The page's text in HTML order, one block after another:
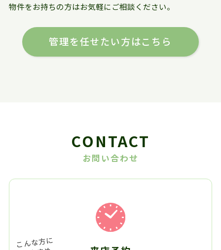
物件をお持ちの方はお気軽にご相談ください。
管理を任せたい方はこちら
CONTACT
お問い合わせ